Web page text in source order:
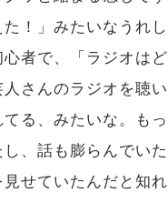
！」みたいなうれ
者で、「ラジオは
さんのラジオを聴
る、みたいな。も
、話も膨らんでい
せていたんだと知